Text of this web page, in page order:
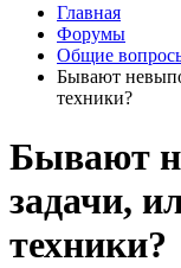
Главная
Форумы
Общие
Бывают
техники?
Бывают
задачи,
техники?